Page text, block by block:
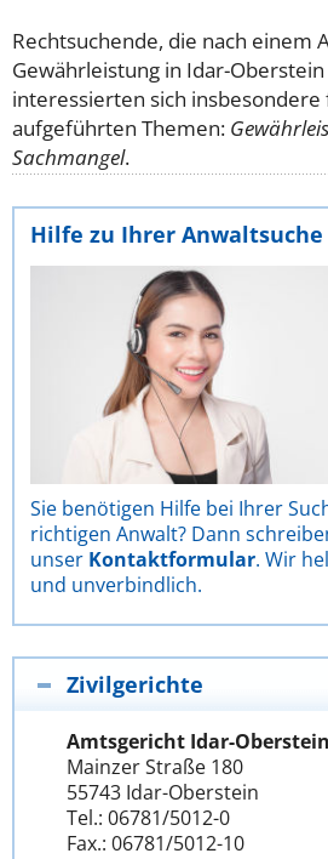
Rechtsuchende, die nach einem
Gewährleistung in Idar-
interessierten sich
aufgeführten Themen:
Sachmangel.
Hilfe zu Ihrer Anwaltsuche
Sie benötigen Hilfe bei Ihrer
richtigen Anwalt? Dann
unser Kontaktformular. Wir
und unverbindlich.
Zivilgerichte
Amtsgericht Idar-Oberstein
Mainzer Straße 180
55743 Idar-Oberstein
Tel.: 06781/5012-0
Fax.: 06781/5012-10